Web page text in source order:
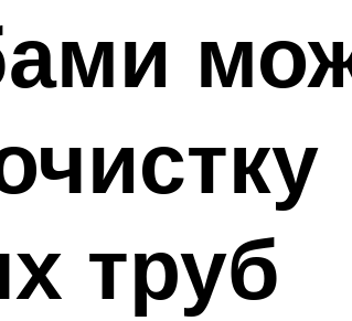
труб